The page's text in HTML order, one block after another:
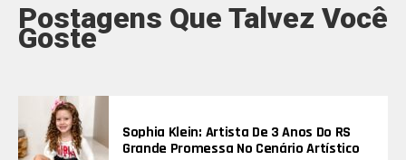
Postagens Que Talvez Você
Goste
Sophia Klein: Artista De 3 Anos Do RS
Grande Promessa No Cenário Artístico